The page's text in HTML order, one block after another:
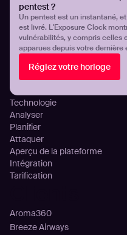
pentest ?
Un pentest est un instantané,
est livré. L'Exposure Clock
vulnérabilités, y compris celles
apparues depuis votre dernière
Réglez votre horloge
Gestion continue de la surface
Gestion de l’exposition aux
Détection des infostealers
Visibilité et contrôle de
Mauvaises configurations DNS
Plateforme
Technologie
Analyser
Planifier
Attaquer
Aperçu de la plateforme
Intégration
Tarification
Aroma360
Breeze Airways